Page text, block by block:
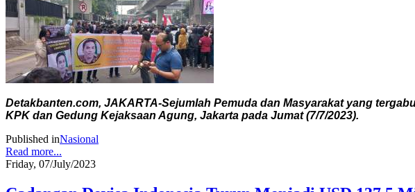
Detakbanten.com, JAKARTA-Sejumlah Pemuda dan Masyarakat yang
KPK dan Gedung Kejaksaan Agung, Jakarta pada Jumat (7/7/2023).
Published inNasional
Read more...
Friday, 07/July/2023